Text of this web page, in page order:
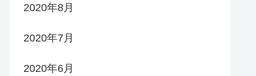
2020年8月
2020年7月
2020年6月